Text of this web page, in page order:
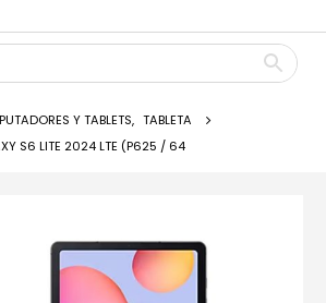
Y TABLETS, TABLETA
S6 LITE 2024 LTE (P625 / 64